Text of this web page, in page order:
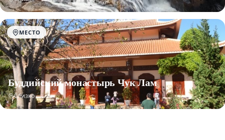
МЕСТО
Буддийский монастырь Чук Лам
близко